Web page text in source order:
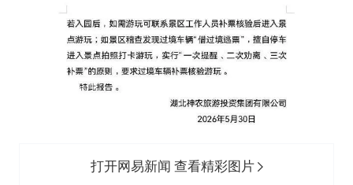
打开网易新闻 查看精彩图片